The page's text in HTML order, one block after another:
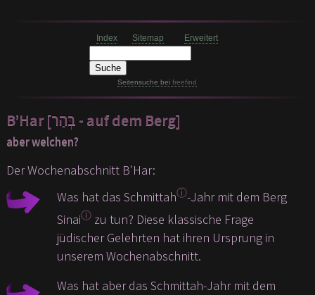
Index Sitemap Erweitert
Seitensuche beifreefind
B’Har [בְּהַר‎ - auf dem Berg]
aber welchen?
Der Wochenabschnitt B'Har:
Was hat das Schmittahⓘ-Jahr mit dem Berg
Sinaiⓘzu tun? Diese klassische Frage
jüdischer Gelehrten hat ihren Ursprung in
unserem Wochenabschnitt.
Was hat aber das Schmittah-Jahr mit dem